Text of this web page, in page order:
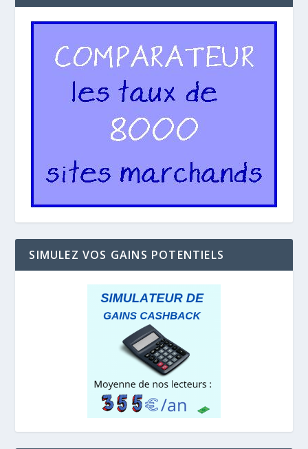
SIMULEZ VOS GAINS POTENTIELS